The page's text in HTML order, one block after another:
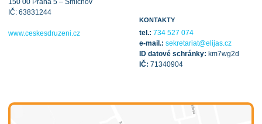
IČ: 63831244
www.ceskesdruzeni.cz
KONTAKTY
tel.: 734 527 074
e-mail.: sekretariat@elijas.cz
ID datové schránky: km7wg2d
IČ: 71340904